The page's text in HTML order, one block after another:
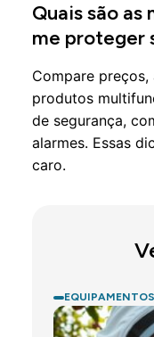
Quais são as
me proteger
Compare
produtos
de segurança,
alarmes. Essas
caro.